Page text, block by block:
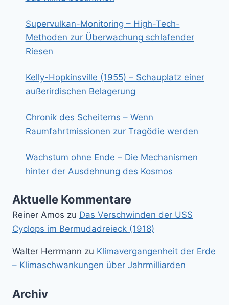
Supervulkan-Monitoring – High-Tech-
Methoden zur Überwachung schlafender
Riesen
Kelly-Hopkinsville (1955) – Schauplatz einer
außerirdischen Belagerung
Chronik des Scheiterns – Wenn
Raumfahrtmissionen zur Tragödie werden
Wachstum ohne Ende – Die Mechanismen
hinter der Ausdehnung des Kosmos
Aktuelle Kommentare
Reiner Amos zu Das Verschwinden der USS
Cyclops im Bermudadreieck (1918)
Walter Herrmann zu Klimavergangenheit der Erde
– Klimaschwankungen über Jahrmilliarden
Archiv